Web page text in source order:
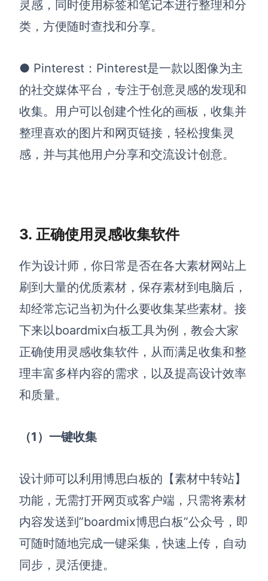
灵感，同时使用标签和笔记本进行整理和分
类，方便随时查找和分享。
● Pinterest： Pinterest是一款以图像为主
的社交媒体平台，专注于创意灵感的发现和
收集。用户可以创建个性化的画板，收集并
整理喜欢的图片和网页链接，轻松搜集灵
感，并与其他用户分享和交流设计创意。
3. 正确使用灵感收集软件
作为设计师，你日常是否在各大素材网站上
刷到大量的优质素材，保存素材到电脑后，
却经常忘记当初为什么要收集某些素材。接
下来以boardmix白板工具为例，教会大家
正确使用灵感收集软件，从而满足收集和整
理丰富多样内容的需求，以及提高设计效率
和质量。
（1）一键收集
设计师可以利用博思白板的【素材中转站】
功能，无需打开网页或客户端，只需将素材
内容发送到”boardmix博思白板”公众号，即
可随时随地完成一键采集，快速上传，自动
同步，灵活便捷。